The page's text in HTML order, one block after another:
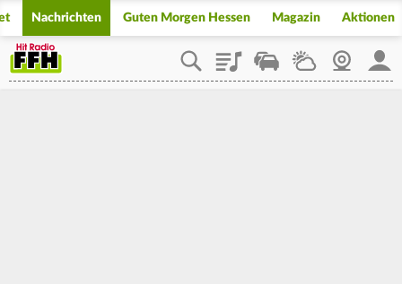
Nachrichten Guten Morgen Hessen Magazin Aktionen
PlaylistStaupilotWetterWebcam